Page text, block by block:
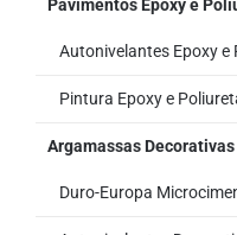
Pavimentos Epoxy e
Autonivelantes Epoxy e
Pintura Epoxy e
Argamassas Decorativas
Duro-Europa